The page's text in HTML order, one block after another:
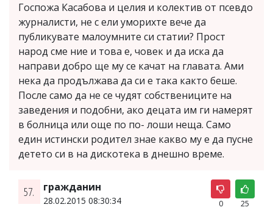
Госпожа Касабова и целия и колектив от псевдо
журналисти, не с ели уморихте вече да
публикувате малоумните си статии? Прост
народ сме ние и това е, човек и да иска да
направи добро ще му се качат на главата. Ами
нека да продължава да си е така както беше.
После само да не се чудят собствениците на
заведения и подобни, ако децата им ги намерят
в болница или още по по- лоши неща. Само
един истински родител знае какво му е да пусне
детето си в на дискотека в днешно време.
57. гражданин
28.02.2015 08:30:34 0 25